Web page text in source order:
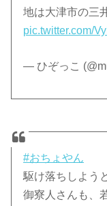
地は大津市の三
pic.twitter.com/
— ひぞっこ
#おちょやん
駆け落ちしよう
御寮人さんも、